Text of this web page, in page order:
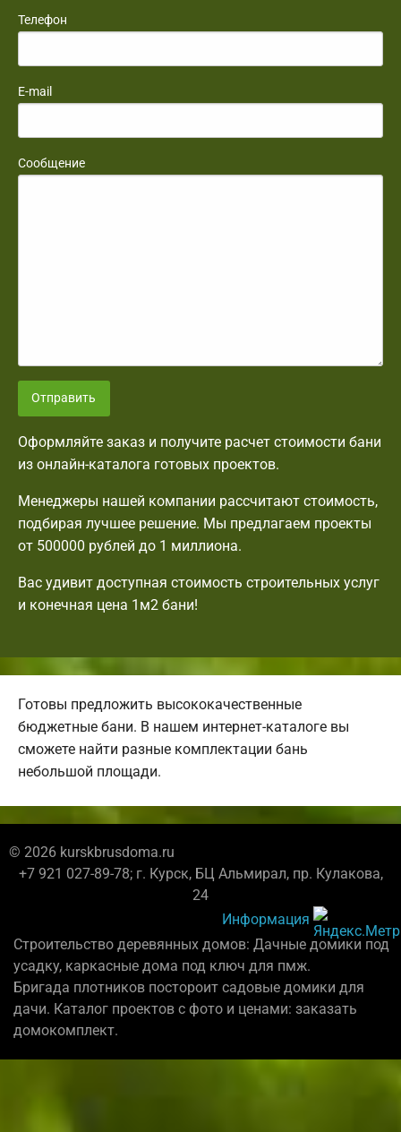
Телефон
E-mail
Сообщение
Отправить
Оформляйте заказ и получите расчет стоимости бани
из онлайн-каталога готовых проектов.
Менеджеры нашей компании рассчитают стоимость,
подбирая лучшее решение. Мы предлагаем проекты
от 500000 рублей до 1 миллиона.
Вас удивит доступная стоимость строительных услуг
и конечная цена 1м2 бани!
Готовы предложить высококачественные
бюджетные бани. В нашем интернет-каталоге вы
сможете найти разные комплектации бань
небольшой площади.
© 2026 kurskbrusdoma.ru
+7 921 027-89-78; г. Курск, БЦ Альмирал, пр. Кулакова,
24
Информация
Строительство деревянных домов: Дачные домики под
усадку, каркасные дома под ключ для пмж.
Бригада плотников постороит садовые домики для
дачи. Каталог проектов с фото и ценами: заказать
домокомплект.